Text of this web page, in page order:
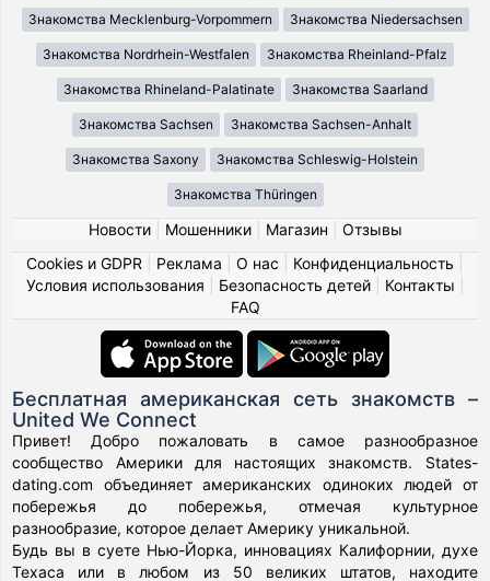
Знакомства Mecklenburg-Vorpommern Знакомства Niedersachsen
Знакомства Nordrhein-Westfalen Знакомства Rheinland-Pfalz
Знакомства Rhineland-Palatinate Знакомства Saarland
Знакомства Sachsen Знакомства Sachsen-Anhalt
Знакомства Saxony Знакомства Schleswig-Holstein
Знакомства Thüringen
Новости| Мошенники| Магазин
Отзывы
Cookies и GDPR
Реклама О нас Конфиденциальность
Условия использования
Безопасность детей| Контакты
FAQ
Бесплатная американская сеть знакомств –
United We Connect
Привет! Добро пожаловать в самое разнообразное
сообщество Америки для настоящих знакомств. States-
dating.com объединяет американских одиноких людей от
побережья до побережья, отмечая культурное
разнообразие, которое делает Америку уникальной.
Будь вы в суете Нью-Йорка, инновациях Калифорнии, духе
Техаса или в любом из 50 великих штатов, находите